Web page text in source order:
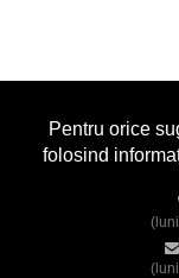
Pentru orice
folosind